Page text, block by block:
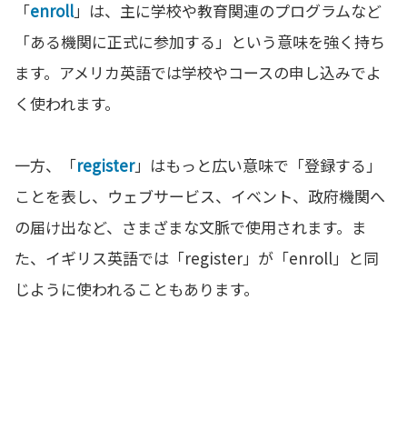
「enroll」は、主に学校や教育関連のプログラムなど
「ある機関に正式に参加する」という意味を強く持ち
ます。アメリカ英語では学校やコースの申し込みでよ
く使われます。
一方、「register」はもっと広い意味で「登録する」
ことを表し、ウェブサービス、イベント、政府機関へ
の届け出など、さまざまな文脈で使用されます。ま
た、イギリス英語では「register」が「enroll」と同
じように使われることもあります。